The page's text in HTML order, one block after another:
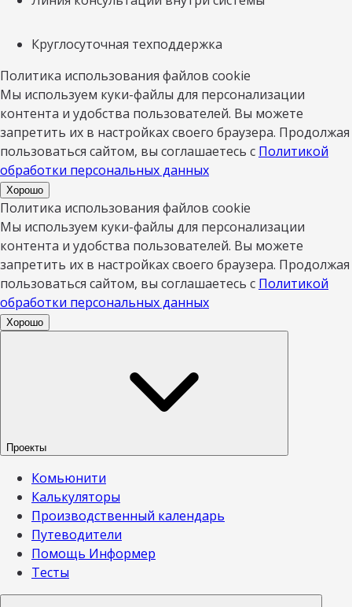
Круглосуточная техподдержка
Политика использования файлов cookie
Мы используем куки-файлы для персонализации
контента и удобства пользователей. Вы можете
запретить их в настройках своего браузера. Продолжая
пользоваться сайтом, вы соглашаетесь с Политикой
обработки персональных данных
Хорошо
Политика использования файлов cookie
Мы используем куки-файлы для персонализации
контента и удобства пользователей. Вы можете
запретить их в настройках своего браузера. Продолжая
пользоваться сайтом, вы соглашаетесь с Политикой
обработки персональных данных
Хорошо
Проекты
Комьюнити
Калькуляторы
Производственный календарь
Путеводители
Помощь Информер
Тесты